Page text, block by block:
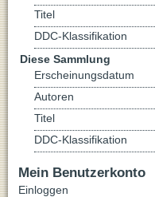
Titel
DDC-Klassifikation
Diese Sammlung
Erscheinungsdatum
Autoren
Titel
DDC-Klassifikation
Mein Benutzerkonto
Einloggen